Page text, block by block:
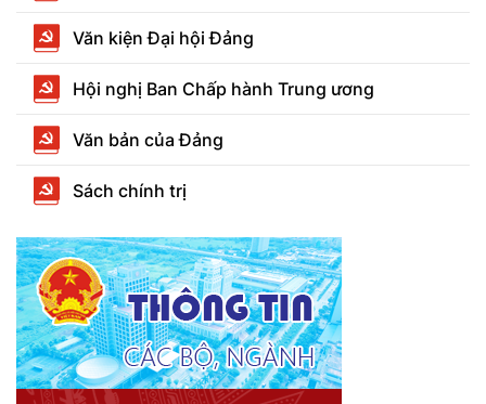
Văn kiện Đại hội Đảng
Hội nghị Ban Chấp hành Trung ương
Văn bản của Đảng
Sách chính trị